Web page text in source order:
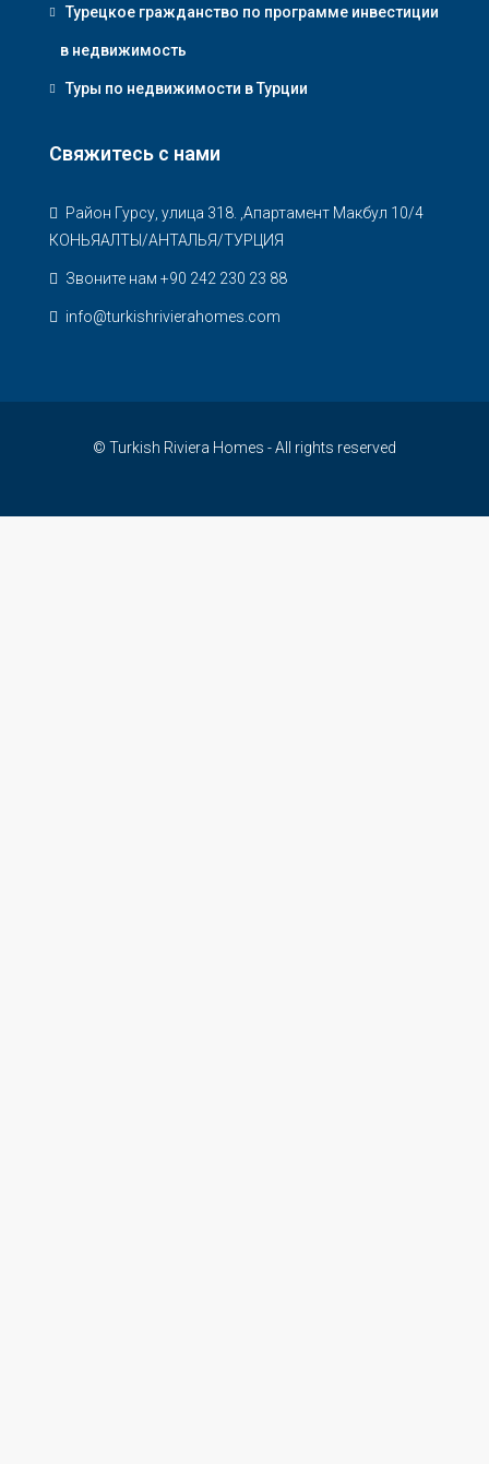
Турецкое гражданство по программе инвестиции
в недвижимость
Туры по недвижимости в Турции
Свяжитесь с нами
Район Гурсу, улица 318. ,Апартамент Макбул 10/4
КОНЬЯАЛТЫ/АНТАЛЬЯ/ТУРЦИЯ
Звоните нам +90 242 230 23 88
info@turkishrivierahomes.com
© Turkish Riviera Homes - All rights reserved